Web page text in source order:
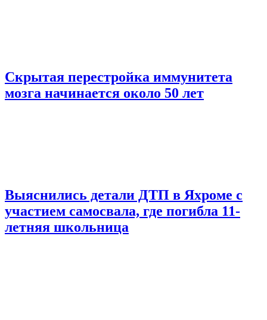
Скрытая перестройка иммунитета
мозга начинается около 50 лет
Выяснились детали ДТП в Яхроме с
участием самосвала, где погибла 11-
летняя школьница